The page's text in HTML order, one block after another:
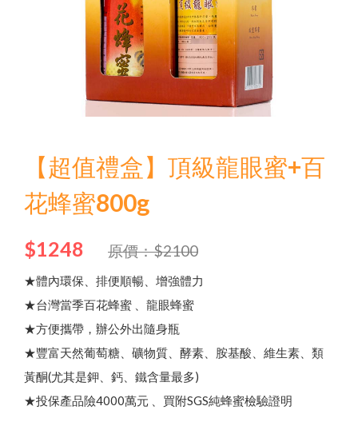
品牌故事
本
月
優
惠
｜
中
秋
蜂
送
禮
⚡
限
時
優
惠
開
跑
✦
活
動
至
9
/
3
0
買
就
送
✦
熱
銷
明
星
商
品
(
價
值
2
8
0
元
↗
下殺33折✦父親節尊享組
第2件7折起✦頂級蜂蜜系列
熱
銷
N
o
.
1
頂
級
蜂
王
乳
+
日
本
芝
麻
素
✦
好
眠
養
顏
三日齡蜂王漿/純蜂王乳膠囊
綠蜂膠葉黃素 ✦ 美國實證專利配方
高
濃
度
巴
西
綠
蜂
膠
（
噴
劑
/
滴
劑
/
膠
囊
/
4
0
0
億
益
生
菌
）
100% 頂級蒲鹽蜂花粉
100% 台灣頂級純蜂蜜
高山野花冬蜜｜國際三星認證
龍眼蜜｜國際三星認證
荔枝蜜
最新優惠
會員獨享
食用說明
特約專區
其他說明 會員需知
貨幣轉換
【超值禮盒】頂級龍眼蜜+百
花蜂蜜800g
$1248 原價：$2100
★體內環保、排便順暢、增強體力
★台灣當季百花蜂蜜 、龍眼蜂蜜
★方便攜帶，辦公外出隨身瓶
★豐富天然葡萄糖、礦物質、酵素、胺基酸、維生素、類
黃酮(尤其是鉀、鈣、鐵含量最多)
★投保產品險4000萬元 、買附SGS純蜂蜜檢驗證明